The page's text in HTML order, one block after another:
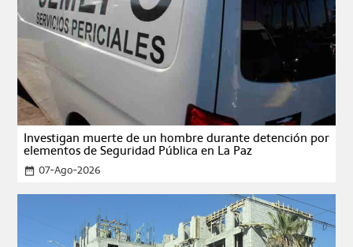
Investigan muerte de un hombre durante detención por
elementos de Seguridad Pública en La Paz
date_range 07-Ago-2026